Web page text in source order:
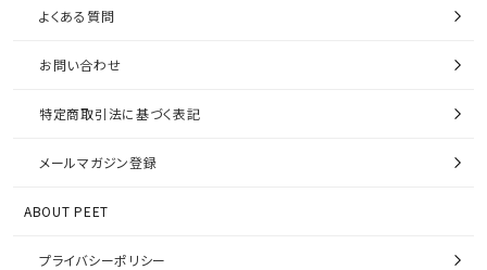
よくある質問
お問い合わせ
特定商取引法に基づく表記
メールマガジン登録
ABOUT PEET
プライバシーポリシー